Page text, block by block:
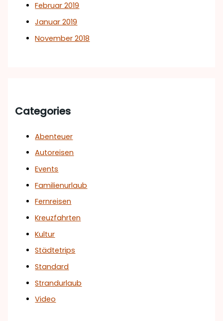
Februar 2019
Januar 2019
November 2018
Categories
Abenteuer
Autoreisen
Events
Familienurlaub
Fernreisen
Kreuzfahrten
Kultur
Städtetrips
Standard
Strandurlaub
Video